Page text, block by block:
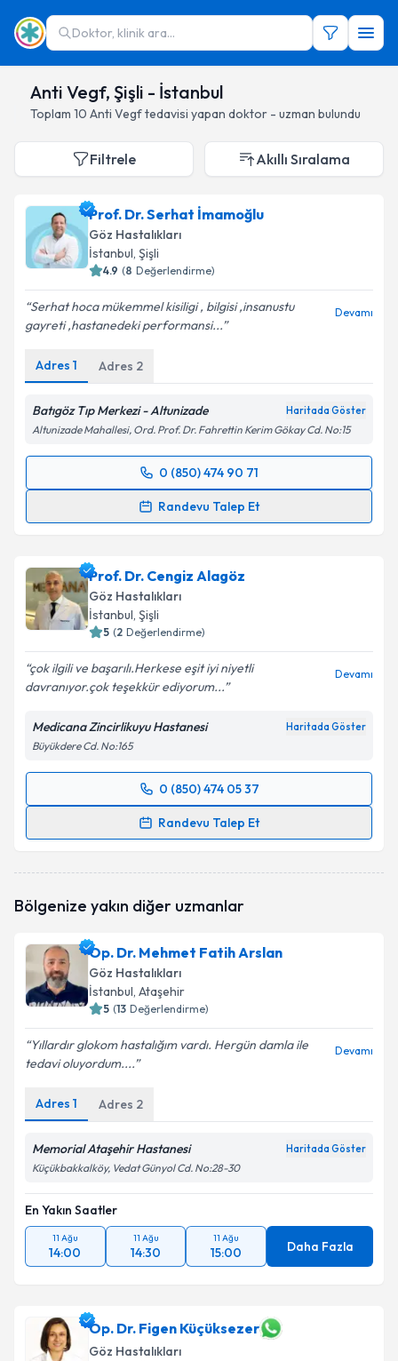
Doktor, klinik ara...
Anti Vegf, Şişli - İstanbul
Toplam 10 Anti Vegftedavisi yapan doktor - uzman bulundu
Filtrele Akıllı Sıralama
Prof. Dr. Serhat İmamoğlu
Göz Hastalıkları
İstanbul, Şişli
4.9 (8 Değerlendirme)
Serhat hoca mükemmel kisiligi , bilgisi ,insanustu
gayreti ,hastanedeki performansi...
Devamı
Adres 1 Adres 2
Batıgöz Tıp Merkezi - Altunizade Haritada Göster
Altunizade Mahallesi, Ord. Prof. Dr. Fahrettin Kerim Gökay Cd. No:15
0 (850) 474 90 71
Randevu Talep Et
Randevu Takvimi Talebi
için bir takvim hazırlandığında e-posta ile
bilgilendireceğiz.
E-posta Adresiniz
Metni 'ni okudum ve kişisel verilerimin belirtilen
kapsamda işlenmesini kabul ediyorum.
Takvim Talebini Gönder
Prof. Dr. Cengiz Alagöz
Göz Hastalıkları
İstanbul, Şişli
5 (2 Değerlendirme)
çok ilgili ve başarılı.Herkese eşit iyi niyetli
davranıyor.çok teşekkür ediyorum...
Devamı
Medicana Zincirlikuyu Hastanesi Haritada Göster
Büyükdere Cd. No:165
0 (850) 474 05 37
Randevu Talep Et
Randevu Takvimi Talebi
oluşturun. Size bu uzmandan randevu almanız için bir
Kişisel verilerimin işlenmesine ilişkin
Metni'ni okudum ve kişisel verilerimin belirtilen
kapsamda işlenmesini kabul ediyorum.
Takvim Talebini Gönder
Bölgenize yakın diğer uzmanlar
Op. Dr. Mehmet Fatih Arslan
Göz Hastalıkları
İstanbul, Ataşehir
5 (13 Değerlendirme)
Yıllardır glokom hastalığım vardı. Hergün damla ile
tedavi oluyordum....
Devamı
Adres 1 Adres 2
Memorial Ataşehir Hastanesi Haritada Göster
Küçükbakkalköy, Vedat Günyol Cd. No:28-30
En Yakın Saatler
11 Ağu
14:00
11 Ağu
14:30
11 Ağu
15:00 Daha Fazla
Op. Dr. Figen Küçüksezer
Göz Hastalıkları